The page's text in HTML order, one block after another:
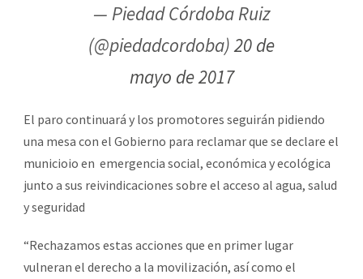
— Piedad Córdoba Ruiz
(@piedadcordoba) 20 de
mayo de 2017
El paro continuará y los promotores seguirán pidiendo
una mesa con el Gobierno para reclamar que se declare el
municioio en emergencia social, económica y ecológica
junto a sus reivindicaciones sobre el acceso al agua, salud
y seguridad
“Rechazamos estas acciones que en primer lugar
vulneran el derecho a la movilización, así como el